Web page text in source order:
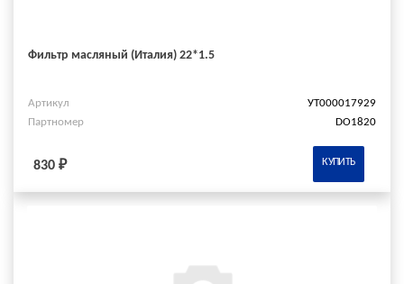
Фильтр масляный (Италия) 22*1.5
Артикул
УТ000017929
Партномер
DO1820
830 ₽ КУПИТЬ